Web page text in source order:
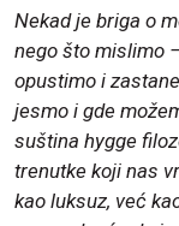
Nekad je briga o
nego što mislimo
opustimo i
jesmo i gde
suština hygge
trenutke koji nas
kao luksuz, već